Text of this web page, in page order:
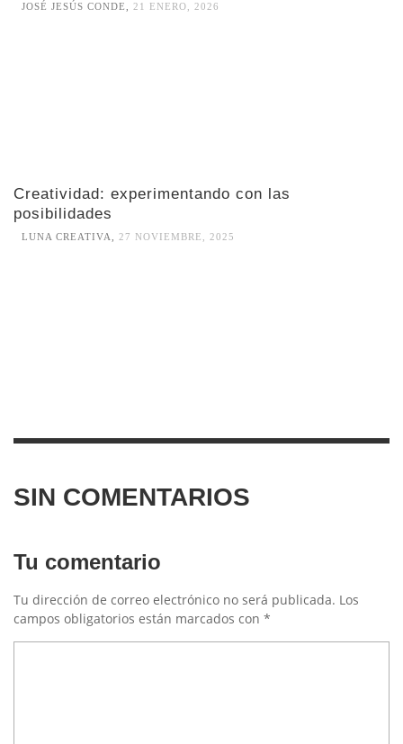
JOSÉ JESÚS CONDE 21 ENERO, 2026
Creatividad: experimentando con las
posibilidades
LUNA CREATIVA, 27 NOVIEMBRE, 2025
SIN COMENTARIOS
Tu comentario
Tu dirección de correo electrónico no será publicada. Los
campos obligatorios están marcados con *